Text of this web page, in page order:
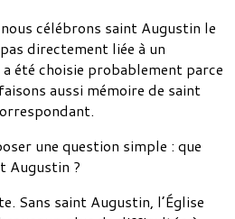
célébrons saint Augustin le
directement liée à un
a été choisie probablement parce
aussi mémoire de saint
une question simple : que
Augustin ?
Sans saint Augustin, l’Église